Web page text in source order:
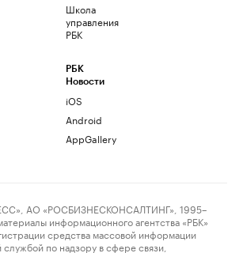
Школа
управления
РБК
РБК
Новости
iOS
Android
AppGallery
АО «РОСБИЗНЕСКОНСАЛТИНГ», 1995–
информационного агентства «РБК»
средства массовой информации
по надзору в сфере связи,